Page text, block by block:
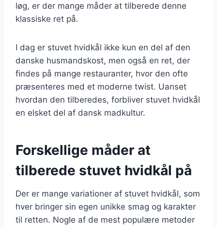
løg, er der mange måder at tilberede denne
klassiske ret på.
I dag er stuvet hvidkål ikke kun en del af den
danske husmandskost, men også en ret, der
findes på mange restauranter, hvor den ofte
præsenteres med et moderne twist. Uanset
hvordan den tilberedes, forbliver stuvet hvidkål
en elsket del af dansk madkultur.
Forskellige måder at
tilberede stuvet hvidkål på
Der er mange variationer af stuvet hvidkål, som
hver bringer sin egen unikke smag og karakter
til retten. Nogle af de mest populære metoder